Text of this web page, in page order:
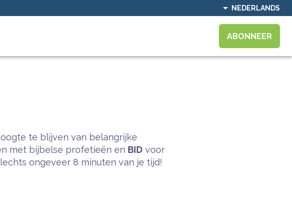
NEDERLANDS
ABONNEER
te blijven van belangrijke
met bijbelse profetieën en BID voor
ongeveer 8 minuten van je tijd!